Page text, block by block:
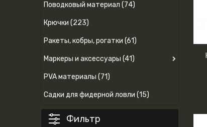
Поводковый материал (74)
Крючки (223)
Ракеты, кобры, рогатки (61)
Маркеры и аксессуары (41)
PVA материалы (71)
Садки для фидерной ловли (15)
Фильтр